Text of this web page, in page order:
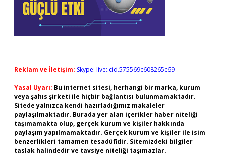
Reklam ve İletişim: Skype: live:.cid.575569c608265c69
Yasal Uyarı: Bu internet sitesi, herhangi bir marka, kurum
veya şahıs şirketi ile hiçbir bağlantısı bulunmamaktadır.
Sitede yalnızca kendi hazırladığımız makaleler
paylaşılmaktadır. Burada yer alan içerikler haber niteliği
taşımamakta olup, gerçek kurum ve kişiler hakkında
paylaşım yapılmamaktadır. Gerçek kurum ve kişiler ile isim
benzerlikleri tamamen tesadüfidir. Sitemizdeki bilgiler
taslak halindedir ve tavsiye niteliği taşımazlar.